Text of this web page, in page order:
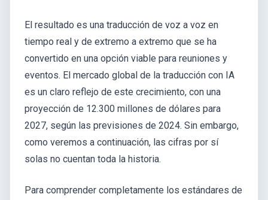
El resultado es una traducción de voz a voz en
tiempo real y de extremo a extremo que se ha
convertido en una opción viable para reuniones y
eventos. El mercado global de la traducción con IA
es un claro reflejo de este crecimiento, con una
proyección de 12.300 millones de dólares para
2027, según las previsiones de 2024. Sin embargo,
como veremos a continuación, las cifras por sí
solas no cuentan toda la historia.
Para comprender completamente los estándares de